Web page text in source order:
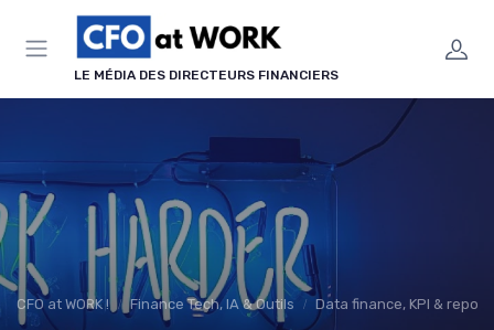
LE MÉDIA DES DIRECTEURS FINANCIERS
CFO at WORK ! Finance Tech, IA & Outils Data finance, KPI &
Panneau de gestion des cookies